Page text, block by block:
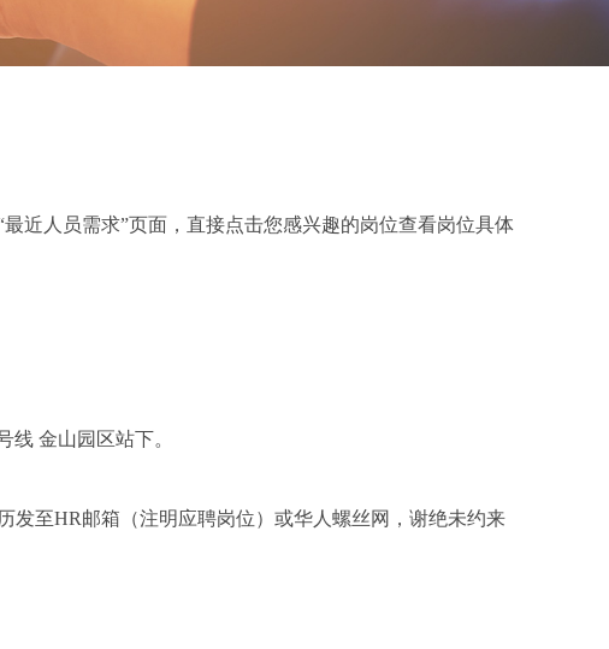
近人员需求”页面，直接点击您感兴趣的岗位查看岗位具体
金山园区站下。
发至HR邮箱（注明应聘岗位）或华人螺丝网，谢绝未约来